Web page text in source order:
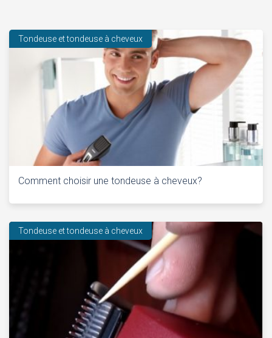
Tondeuse et tondeuse à cheveux
Comment choisir une tondeuse à cheveux?
Tondeuse et tondeuse à cheveux